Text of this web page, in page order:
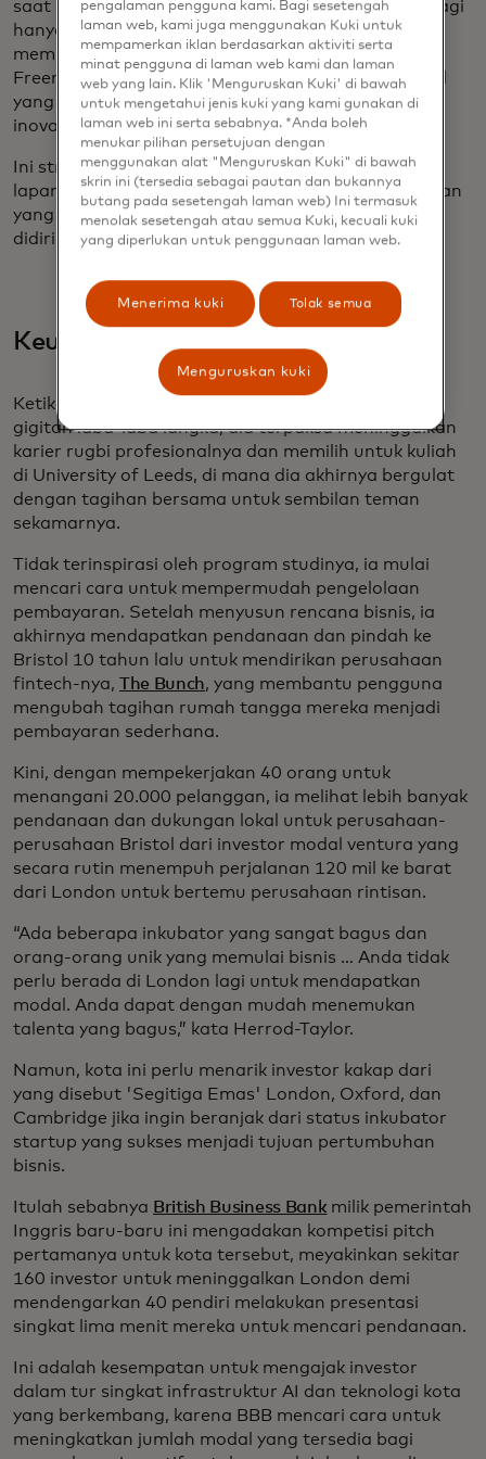
saat ini adalah menyadari bahwa Anda tidak bisa lagi
hanya melakukan penyesuaian kecil, ini tentang
memikirkan kembali apa itu universitas,” kata Matt
Freeman, direktur pusat tersebut. Itu berarti model
yang jauh lebih komersial, yang mengedepankan
inovasi.
Ini strategi yang sejauh ini berhasil. Sekitar 600
lapangan kerja telah diciptakan oleh 200 perusahaan
yang telah didukung oleh Future Space sejak
didirikan.
Keuangan lima menit
Ketika Elliott Herrod-Taylor terjangkit sepsis dari
gigitan laba-laba langka, dia terpaksa meninggalkan
karier rugbi profesionalnya dan memilih untuk kuliah
di University of Leeds, di mana dia akhirnya bergulat
dengan tagihan bersama untuk sembilan teman
sekamarnya.
Tidak terinspirasi oleh program studinya, ia mulai
mencari cara untuk mempermudah pengelolaan
pembayaran. Setelah menyusun rencana bisnis, ia
akhirnya mendapatkan pendanaan dan pindah ke
Bristol 10 tahun lalu untuk mendirikan perusahaan
fintech-nya, The Bunch, yang membantu pengguna
mengubah tagihan rumah tangga mereka menjadi
pembayaran sederhana.
Kini, dengan mempekerjakan 40 orang untuk
menangani 20.000 pelanggan, ia melihat lebih banyak
pendanaan dan dukungan lokal untuk perusahaan-
perusahaan Bristol dari investor modal ventura yang
secara rutin menempuh perjalanan 120 mil ke barat
dari London untuk bertemu perusahaan rintisan.
“Ada beberapa inkubator yang sangat bagus dan
orang-orang unik yang memulai bisnis … Anda tidak
perlu berada di London lagi untuk mendapatkan
modal. Anda dapat dengan mudah menemukan
talenta yang bagus,” kata Herrod-Taylor.
Namun, kota ini perlu menarik investor kakap dari
yang disebut 'Segitiga Emas' London, Oxford, dan
Cambridge jika ingin beranjak dari status inkubator
startup yang sukses menjadi tujuan pertumbuhan
bisnis.
Itulah sebabnya British Business Bank milik pemerintah
Inggris baru-baru ini mengadakan kompetisi pitch
pertamanya untuk kota tersebut, meyakinkan sekitar
160 investor untuk meninggalkan London demi
mendengarkan 40 pendiri melakukan presentasi
singkat lima menit mereka untuk mencari pendanaan.
Ini adalah kesempatan untuk mengajak investor
dalam tur singkat infrastruktur AI dan teknologi kota
yang berkembang, karena BBB mencari cara untuk
meningkatkan jumlah modal yang tersedia bagi
pengalaman pengguna kami. Bagi sesetengah
laman web, kami juga menggunakan Kuki untuk
mempamerkan iklan berdasarkan aktiviti serta
minat pengguna di laman web kami dan laman
web yang lain. Klik 'Menguruskan Kuki' di bawah
untuk mengetahui jenis kuki yang kami gunakan di
laman web ini serta sebabnya. *Anda boleh
menukar pilihan persetujuan dengan
menggunakan alat "Menguruskan Kuki" di bawah
skrin ini (tersedia sebagai pautan dan bukannya
butang pada sesetengah laman web) Ini termasuk
menolak sesetengah atau semua Kuki, kecuali kuki
yang diperlukan untuk penggunaan laman web.
Menerima kuki Tolak semua
Menguruskan kuki